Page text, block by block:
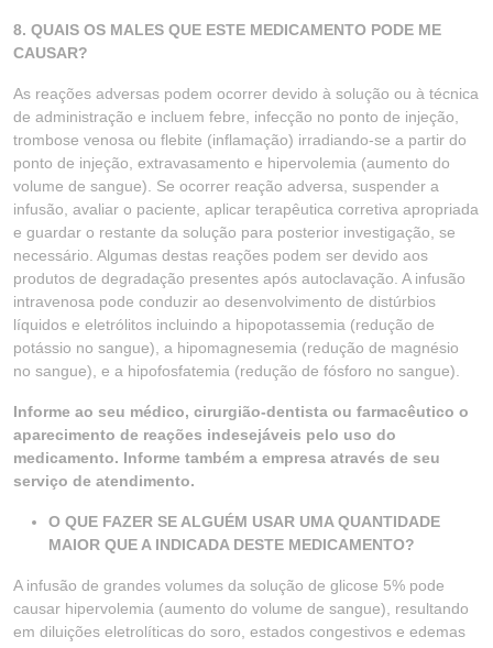
8. QUAIS OS MALES QUE ESTE MEDICAMENTO PODE ME
CAUSAR?
As reações adversas podem ocorrer devido à solução ou à técnica
de administração e incluem febre, infecção no ponto de injeção,
trombose venosa ou flebite (inflamação) irradiando-se a partir do
ponto de injeção, extravasamento e hipervolemia (aumento do
volume de sangue). Se ocorrer reação adversa, suspender a
infusão, avaliar o paciente, aplicar terapêutica corretiva apropriada
e guardar o restante da solução para posterior investigação, se
necessário. Algumas destas reações podem ser devido aos
produtos de degradação presentes após autoclavação. A infusão
intravenosa pode conduzir ao desenvolvimento de distúrbios
líquidos e eletrólitos incluindo a hipopotassemia (redução de
potássio no sangue), a hipomagnesemia (redução de magnésio
no sangue), e a hipofosfatemia (redução de fósforo no sangue).
Informe ao seu médico, cirurgião-dentista ou farmacêutico o
aparecimento de reações indesejáveis pelo uso do
medicamento. Informe também a empresa através de seu
serviço de atendimento.
O QUE FAZER SE ALGUÉM USAR UMA QUANTIDADE
MAIOR QUE A INDICADA DESTE MEDICAMENTO?
A infusão de grandes volumes da solução de glicose 5% pode
causar hipervolemia (aumento do volume de sangue), resultando
em diluições eletrolíticas do soro, estados congestivos e edemas